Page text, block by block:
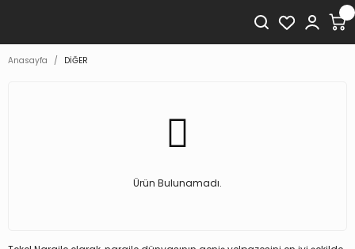
Anasayfa DİĞER
Ürün Bulunamadı.